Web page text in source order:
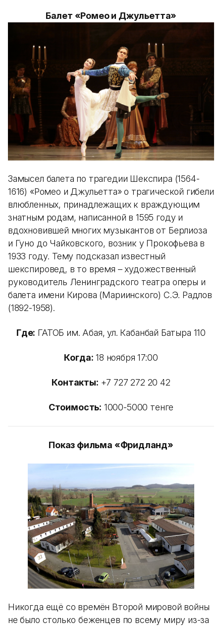
Балет «Ромео и Джульетта»
Замысел балета по трагедии Шекспира (1564-
1616) «Ромео и Джульетта» о трагической гибели
влюбленных, принадлежащих к враждующим
знатным родам, написанной в 1595 году и
вдохновившей многих музыкантов от Берлиоза
и Гуно до Чайковского, возник у Прокофьева в
1933 году. Тему подсказал известный
шекспировед, в то время – художественный
руководитель Ленинградского театра оперы и
балета имени Кирова (Мариинского) С.Э. Радлов
(1892-1958).
Где: ГАТОБ им. Абая, ул. Кабанбай Батыра 110
Когда: 18 ноября 17:00
Контакты: +7 727 272 20 42
Стоимость: 1000-5000 тенге
Показ фильма «Фридланд»
Никогда ещё со времён Второй мировой войны
не было столько беженцев по всему миру из-за